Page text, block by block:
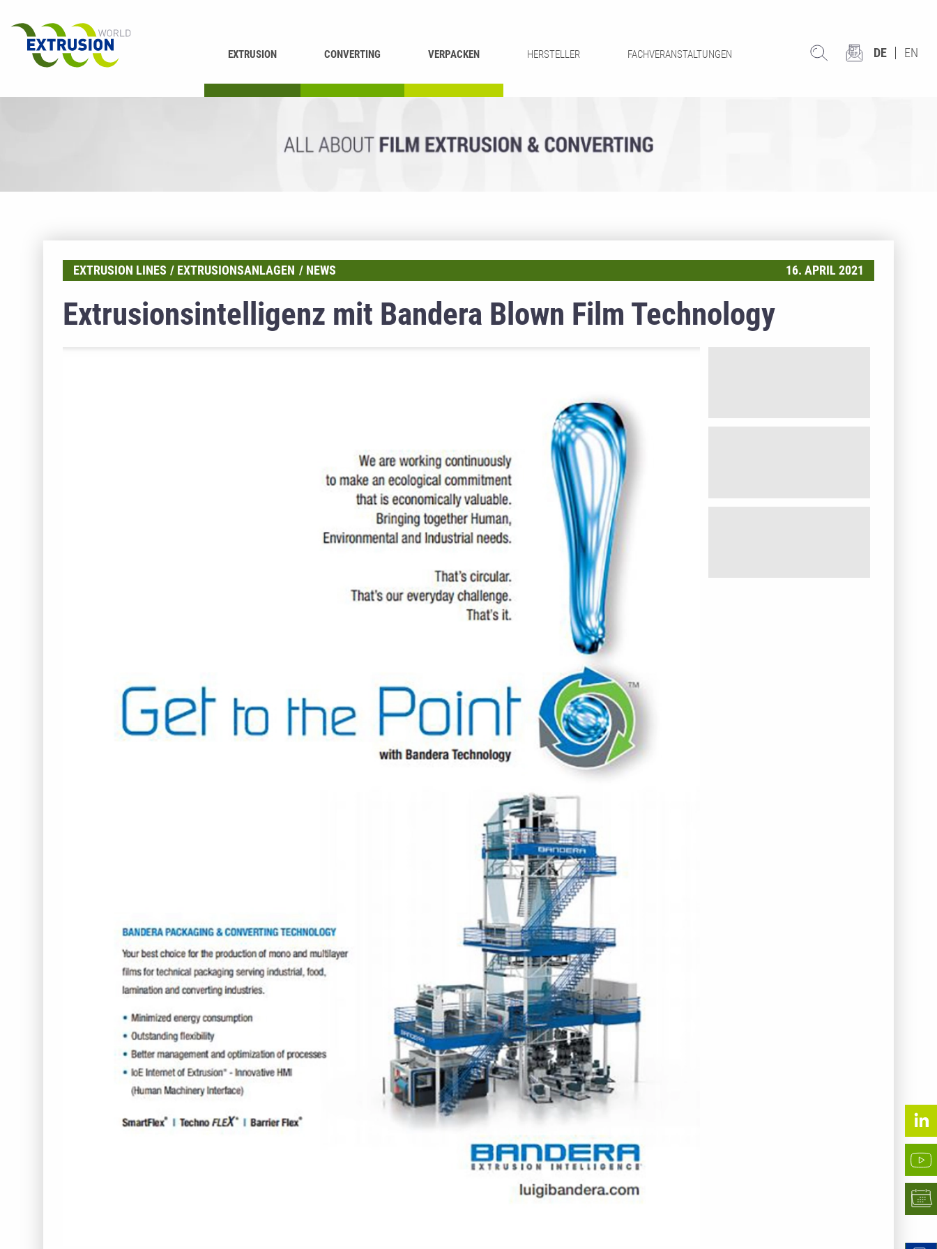
EXTRUSION CONVERTING VERPACKEN HERSTELLER FACHVERANSTALTUNGEN DE EN
EXTRUSION LINES EXTRUSIONSANLAGEN NEWS 16. APRIL 2021
Extrusionsintelligenz mit Bandera Blown Film Technology